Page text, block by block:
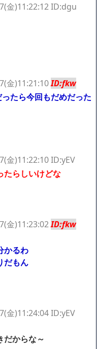
金)11:22:12 ID:dgu
金)11:21:10ID:fkw
たら今回もだめだった
金)11:22:10 ID:yEV
たらしいけどな
金)11:23:02ID:fkw
かるわ
だもん
金)11:24:04 ID:yEV
だからな～